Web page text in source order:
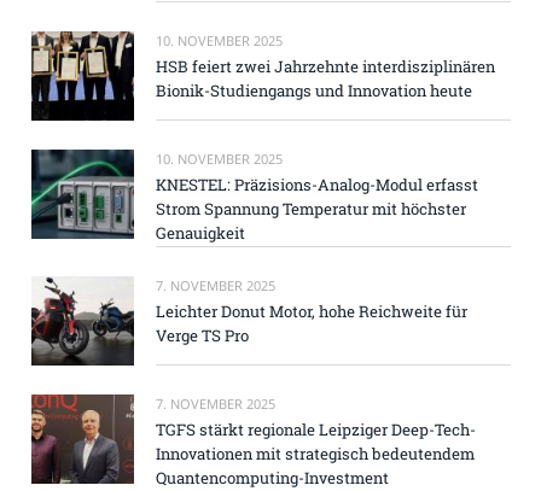
10. NOVEMBER 2025
HSB feiert zwei Jahrzehnte interdisziplinären
Bionik-Studiengangs und Innovation heute
10. NOVEMBER 2025
KNESTEL: Präzisions-Analog-Modul erfasst
Strom Spannung Temperatur mit höchster
Genauigkeit
7. NOVEMBER 2025
Leichter Donut Motor, hohe Reichweite für
Verge TS Pro
7. NOVEMBER 2025
TGFS stärkt regionale Leipziger Deep-Tech-
Innovationen mit strategisch bedeutendem
Quantencomputing-Investment